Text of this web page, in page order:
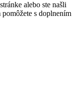
alebo ste našli
s doplnením